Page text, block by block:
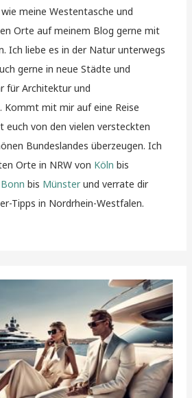
meine Westentasche und
Orte auf meinem Blog gerne mit
Ich liebe es in der Natur unterwegs
gerne in neue Städte und
für Architektur und
Kommt mit mir auf eine Reise
euch von den vielen versteckten
Bundeslandes überzeugen. Ich
Orte in NRW von Köln bis
Bonn bis Münsterund verrate dir
Tipps in Nordrhein-Westfalen.